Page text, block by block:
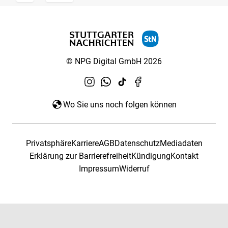
© NPG Digital GmbH 2026
Wo Sie uns noch folgen können
PrivatsphäreKarriereAGBDatenschutzMediadaten
Erklärung zur BarrierefreiheitKündigungKontakt
ImpressumWiderruf